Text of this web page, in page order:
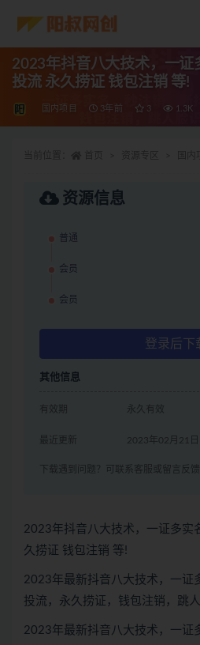
2023年抖音八大技术，一证
投流 永久捞证 钱包注销 等!
国内项目 3年前 3 1.3K
资源信息
普通
会员
会员
登录后下
其他信息
有效期 永久有效
最近更新 2023年02月21日
下载遇到问题？可联系客服或留言反馈
2023年抖音八大技术，一证多实
久捞证 钱包注销 等!
2023年最新抖音八大技术，一证
投流，永久捞证，钱包注销，跳
2023年最新抖音八大技术，一证